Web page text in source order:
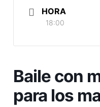
HORA
18:00
Baile con
para los